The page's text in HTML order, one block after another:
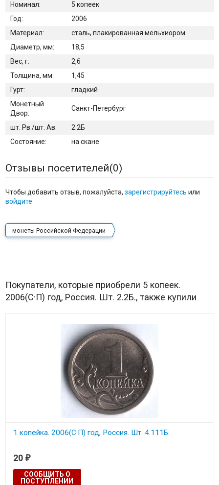
Номинал:
5 копеек
Год:
2006
Материал:
сталь, плакированная мельхиором
Диаметр, мм:
18,5
Вес, г:
2,6
Толщина, мм:
1,45
Гурт:
гладкий
Монетный
Двор:
Санкт-Петербург
шт. Рв./шт. Ав.
2.2Б
Состояние:
на скане
Отзывы посетителей(0)
Чтобы добавить отзыв, пожалуйста, зарегистрируйтесь или
войдите
монеты Российской Федерации
Покупатели, которые приобрели 5 копеек.
2006(С·П) год, Россия. Шт. 2.2Б., также купили
1 копейка. 2006(С·П) год, Россия. Шт. 4.111Б.
20 ₽
СООБЩИТЬ О
ПОСТУПЛЕНИИ